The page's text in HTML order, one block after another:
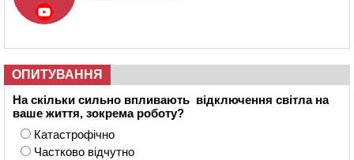
ОПИТУВАННЯ
На скільки сильно впливають відключення світла на
ваше життя, зокрема роботу?
Катастрофічно
Частково відчутно